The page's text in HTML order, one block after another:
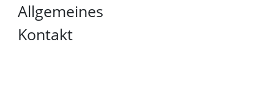
Allgemeines
Kontakt